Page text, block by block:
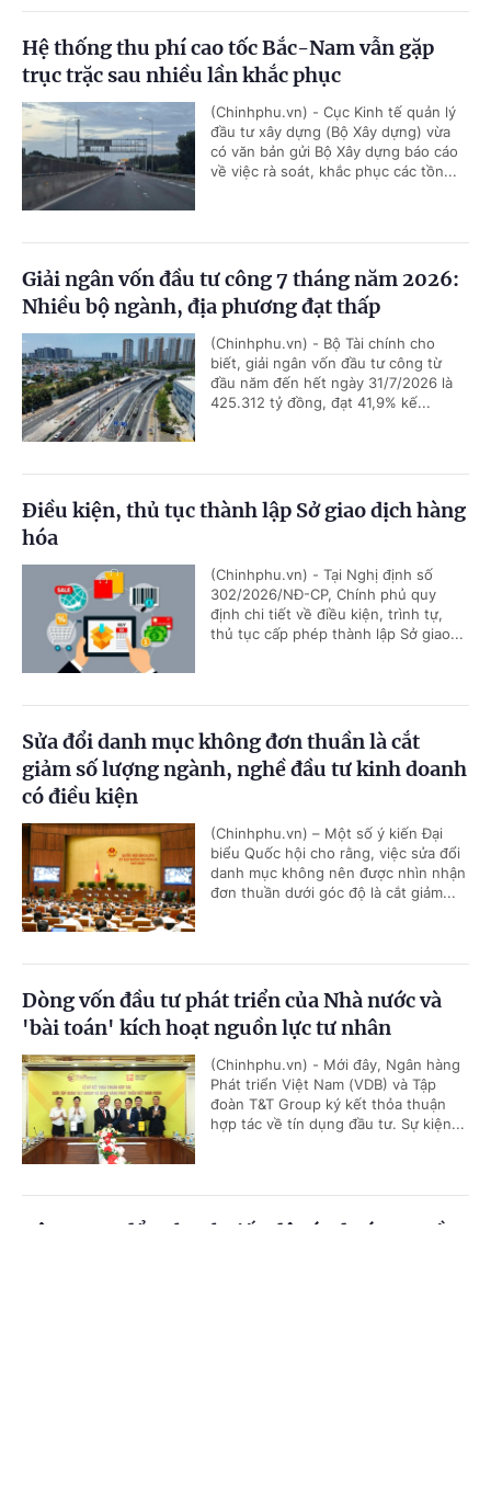
Hệ thống thu phí cao tốc Bắc-Nam vẫn gặp
trục trặc sau nhiều lần khắc phục
(Chinhphu.vn) - Cục Kinh tế quản lý
đầu tư xây dựng (Bộ Xây dựng) vừa
có văn bản gửi Bộ Xây dựng báo cáo
về việc rà soát, khắc phục các tồn...
Giải ngân vốn đầu tư công 7 tháng năm 2026:
Nhiều bộ ngành, địa phương đạt thấp
(Chinhphu.vn) - Bộ Tài chính cho
biết, giải ngân vốn đầu tư công từ
đầu năm đến hết ngày 31/7/2026 là
425.312 tỷ đồng, đạt 41,9% kế...
Điều kiện, thủ tục thành lập Sở giao dịch hàng
hóa
(Chinhphu.vn) - Tại Nghị định số
302/2026/NĐ-CP, Chính phủ quy
định chi tiết về điều kiện, trình tự,
thủ tục cấp phép thành lập Sở giao...
Sửa đổi danh mục không đơn thuần là cắt
giảm số lượng ngành, nghề đầu tư kinh doanh
có điều kiện
(Chinhphu.vn) – Một số ý kiến Đại
biểu Quốc hội cho rằng, việc sửa đổi
danh mục không nên được nhìn nhận
đơn thuần dưới góc độ là cắt giảm...
Dòng vốn đầu tư phát triển của Nhà nước và
'bài toán' kích hoạt nguồn lực tư nhân
(Chinhphu.vn) - Mới đây, Ngân hàng
Phát triển Việt Nam (VDB) và Tập
đoàn T&T Group ký kết thỏa thuận
hợp tác về tín dụng đầu tư. Sự kiện...
Tập trung đẩy nhanh tiến độ các dự án truyền